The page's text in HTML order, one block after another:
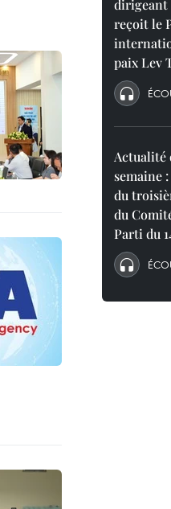
dirigeant
reçoit le
paix Lev
Actualité
semaine
du
du
Parti du